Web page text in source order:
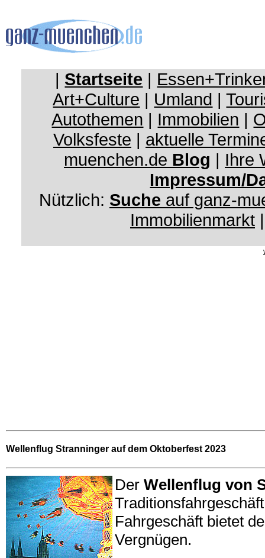
| Startseite |
Art+Culture | Umland |
Autothemen | Immobilien |
Volksfeste | aktuelle
muenchen.de Blog | Ihre
Impressum/
Nützlich: Suche auf ganz-
Immobilienmarkt
Wellenflug Stranninger auf dem Oktoberfest 2023
Der Wellenflug von
Fahrgeschäft bietet
Vergnügen.